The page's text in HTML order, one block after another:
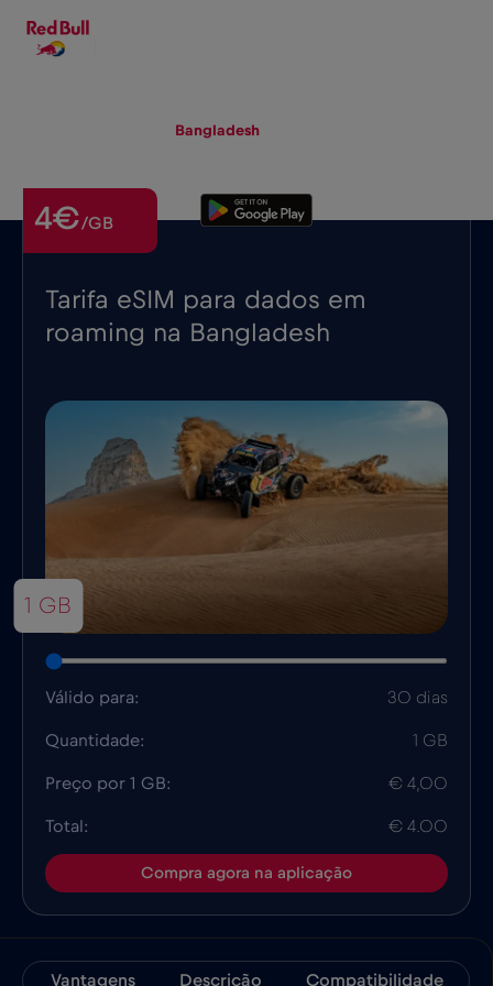
Bangladesh
Tarifa eSIM para dados em
roaming na Bangladesh
4€/GB
1 GB
Válido para: 30 dias
Quantidade: 1 GB
Preço por 1 GB: € 4,00
Total: € 4.00
Compra agora na aplicação
Vantagens Descrição Compatibilidade